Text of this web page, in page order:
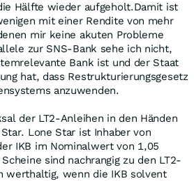
Hälfte wieder aufgeholt.Damit ist
mit einer Rendite von mehr
mir keine akuten Probleme
zur SNS-Bank sehe ich nicht,
Bank ist und der Staat
hat, dass Restrukturierungsgesetz
anzuwenden.
der LT2-Anleihen in den Händen
Lone Star ist Inhaber von
IKB im Nominalwert von 1,05
sind nachrangig zu den LT2-
werthaltig, wenn die IKB solvent